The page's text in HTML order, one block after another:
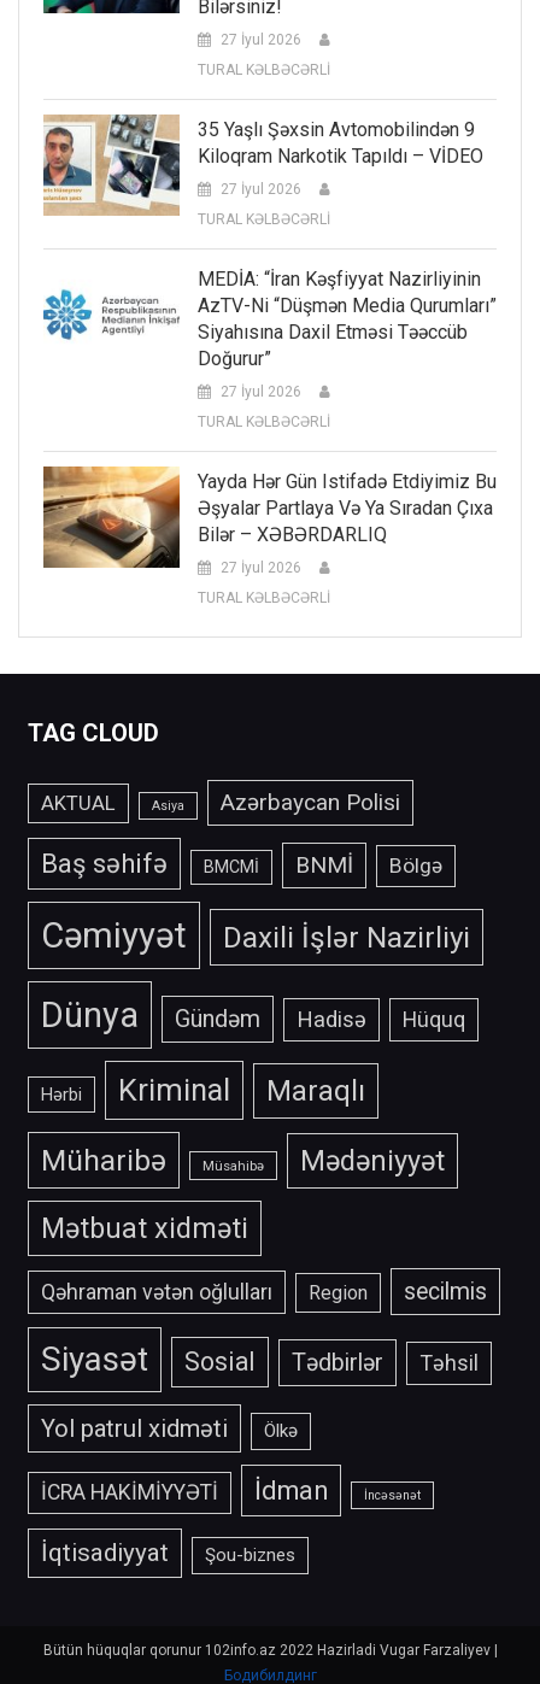
Bilərsiniz!
27 İyul 2026
TURAL KƏLBƏCƏRLİ
35 Yaşlı Şəxsin Avtomobilindən 9
Kiloqram Narkotik Tapıldı – VİDEO
27 İyul 2026
TURAL KƏLBƏCƏRLİ
MEDİA: “İran Kəşfiyyat Nazirliyinin
AzTV-Ni “düşmən Media Qurumları”
Siyahısına Daxil Etməsi Təəccüb
Doğurur”
27 İyul 2026
TURAL KƏLBƏCƏRLİ
Yayda Hər Gün Istifadə Etdiyimiz Bu
Əşyalar Partlaya Və Ya Sıradan Çıxa
Bilər – XƏBƏRDARLIQ
27 İyul 2026
TURAL KƏLBƏCƏRLİ
TAG CLOUD
AKTUAL Asiya Azərbaycan Polisi
Baş səhifə BMCMİ BNMİ Bölgə
Cəmiyyət Daxili İşlər Nazirliyi
Dünya Gündəm Hadisə Hüquq
Hərbi Kriminal Maraqlı
Müharibə Müsahibə
Mədəniyyət
Mətbuat xidməti
Qəhraman vətən oğlulları Region secilmis
Siyasət Sosial Tədbirlər Təhsil
Yol patrul xidməti Ölkə
İCRA HAKİMİYYƏTİ İdman İncəsənət
İqtisadiyyat Şou-biznes
Bütün hüquqlar qorunur 102info.az 2022 Hazirladi Vugar Farzaliyev |
Бодибилдинг